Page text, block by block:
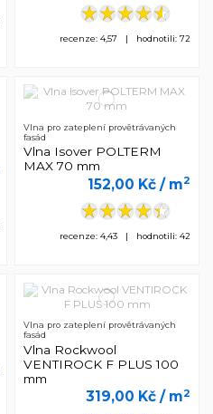
recenze: 4,57 | hodnotili: 72
Vlna pro zateplení provětrávaných
fasád
Vlna Isover POLTERM
MAX 70 mm
152,00 Kč / m2
recenze: 4,43 | hodnotili: 42
Vlna pro zateplení provětrávaných
fasád
Vlna Rockwool
VENTIROCK F PLUS 100
mm
319,00 Kč / m2